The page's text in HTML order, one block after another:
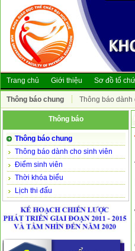
Trang chủ Giới thiệu Sơ đồ tổ
Thông báo chung Thông báo dành
Thông báo
Thông báo chung
Thông báo dành cho sinh viên
Điểm sinh viên
Thời khóa biểu
Lịch thi đấu